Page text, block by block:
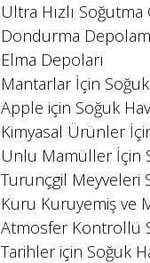
Ultra Hızlı Soğutma
Dondurma
Elma Depoları
Mantarlar İçin
Apple için Soğuk
Kimyasal Ürünler
Unlu Mamüller İçin
Turunçgil Meyveleri
Kuru Kuruyemiş ve
Atmosfer Kontrollü
Tarihler için Soğuk